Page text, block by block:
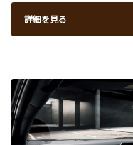
詳細を見る